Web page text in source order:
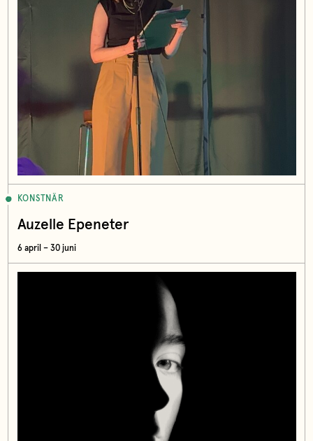
KONSTNÄR
Auzelle Epeneter
6 april – 30 juni